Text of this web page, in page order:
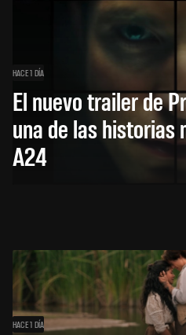
HACE 1 DÍA
El nuevo trailer de
una de las historias
A24
HACE 1 DÍA